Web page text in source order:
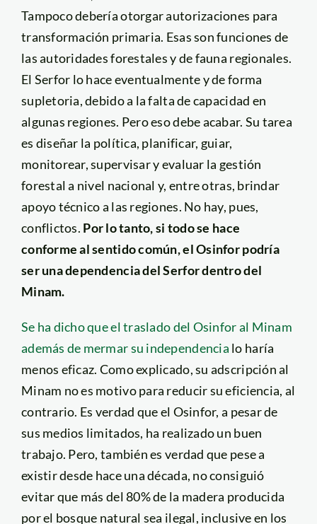
Tampoco debería otorgar autorizaciones para
transformación primaria. Esas son funciones de
las autoridades forestales y de fauna regionales.
El Serfor lo hace eventualmente y de forma
supletoria, debido a la falta de capacidad en
algunas regiones. Pero eso debe acabar. Su tarea
es diseñar la política, planificar, guiar,
monitorear, supervisar y evaluar la gestión
forestal a nivel nacional y, entre otras, brindar
apoyo técnico a las regiones. No hay, pues,
conflictos. Por lo tanto, si todo se hace
conforme al sentido común, el Osinfor podría
ser una dependencia del Serfor dentro del
Minam.
Se ha dicho que el traslado del Osinfor al Minam
además de mermar su independencia lo haría
menos eficaz. Como explicado, su adscripción al
Minam no es motivo para reducir su eficiencia, al
contrario. Es verdad que el Osinfor, a pesar de
sus medios limitados, ha realizado un buen
trabajo. Pero, también es verdad que pese a
existir desde hace una década, no consiguió
evitar que más del 80% de la madera producida
por el bosque natural sea ilegal, inclusive en los